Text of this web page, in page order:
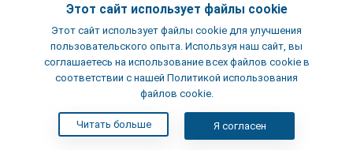
Этот сайт использует файлы cookie
Этот сайт использует файлы cookie для улучшения
пользовательского опыта. Используя наш сайт, вы
соглашаетесь на использование всех файлов cookie в
соответствии с нашей Политикой использования
файлов cookie.
Читать больше Я согласен
Добавить Заведение